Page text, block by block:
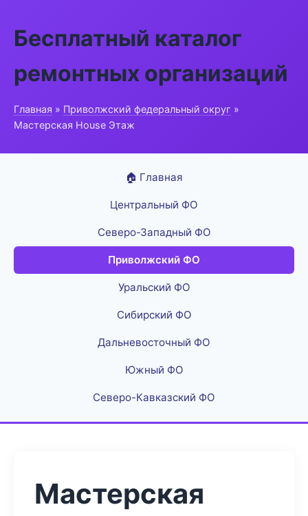
Бесплатный каталог
ремонтных организаций
Главная » Приволжский федеральный округ »
Мастерская House Этаж
🏠 Главная
Центральный ФО
Северо-Западный ФО
Приволжский ФО
Уральский ФО
Сибирский ФО
Дальневосточный ФО
Южный ФО
Северо-Кавказский ФО
Мастерская